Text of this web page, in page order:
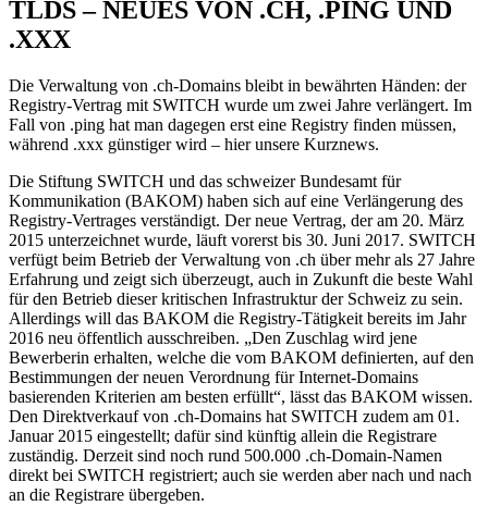
TLDS – NEUES VON .CH, .PING UND
.XXX
Die Verwaltung von .ch-Domains bleibt in bewährten Händen: der
Registry-Vertrag mit SWITCH wurde um zwei Jahre verlängert. Im
Fall von .ping hat man dagegen erst eine Registry finden müssen,
während .xxx günstiger wird – hier unsere Kurznews.
Die Stiftung SWITCH und das schweizer Bundesamt für
Kommunikation (BAKOM) haben sich auf eine Verlängerung des
Registry-Vertrages verständigt. Der neue Vertrag, der am 20. März
2015 unterzeichnet wurde, läuft vorerst bis 30. Juni 2017. SWITCH
verfügt beim Betrieb der Verwaltung von .ch über mehr als 27 Jahre
Erfahrung und zeigt sich überzeugt, auch in Zukunft die beste Wahl
für den Betrieb dieser kritischen Infrastruktur der Schweiz zu sein.
Allerdings will das BAKOM die Registry-Tätigkeit bereits im Jahr
2016 neu öffentlich ausschreiben. „Den Zuschlag wird jene
Bewerberin erhalten, welche die vom BAKOM definierten, auf den
Bestimmungen der neuen Verordnung für Internet-Domains
basierenden Kriterien am besten erfüllt“, lässt das BAKOM wissen.
Den Direktverkauf von .ch-Domains hat SWITCH zudem am 01.
Januar 2015 eingestellt; dafür sind künftig allein die Registrare
zuständig. Derzeit sind noch rund 500.000 .ch-Domain-Namen
direkt bei SWITCH registriert; auch sie werden aber nach und nach
an die Registrare übergeben.